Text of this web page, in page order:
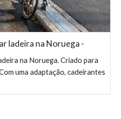
ladeira na Noruega -
na Noruega. Criado para
uma adaptação, cadeirantes